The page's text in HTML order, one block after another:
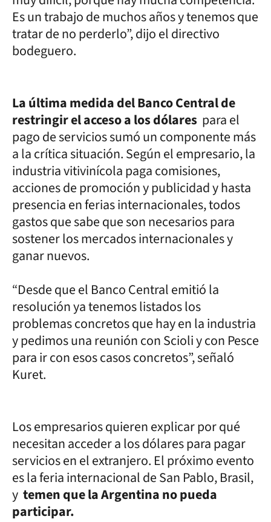
Es un trabajo de muchos años y tenemos que
tratar de no perderlo”, dijo el directivo
bodeguero.
La última medida del Banco Central de
restringir el acceso a los dólares para el
pago de servicios sumó un componente más
a la crítica situación. Según el empresario, la
industria vitivinícola paga comisiones,
acciones de promoción y publicidad y hasta
presencia en ferias internacionales, todos
gastos que sabe que son necesarios para
sostener los mercados internacionales y
ganar nuevos.
“Desde que el Banco Central emitió la
resolución ya tenemos listados los
problemas concretos que hay en la industria
y pedimos una reunión con Scioli y con Pesce
para ir con esos casos concretos”, señaló
Kuret.
Los empresarios quieren explicar por qué
necesitan acceder a los dólares para pagar
servicios en el extranjero. El próximo evento
es la feria internacional de San Pablo, Brasil,
y temen que la Argentina no pueda
participar.